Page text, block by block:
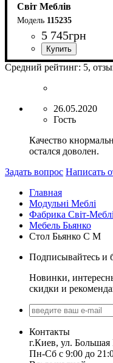
Світ Меблів
115235
5 745грн
ширина, мм: 1650
высота, мм: 880
глубина, мм: 2065
Средний рейтинг: 5,
26.05.2020
Гость
Качество
остался доволен.
Задать вопрос Написать
Главная
Модульні Меблі
Фабрика Світ-
Мебель Бьянко
Стол Бьянко С М
Подписывайтесь и
Новинки,
скидки и
Контакты
г.Киев, ул. Большая
Пн-Сб с 9:00 до